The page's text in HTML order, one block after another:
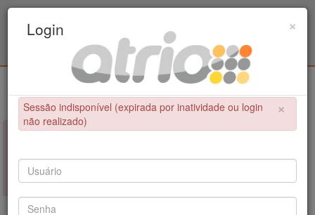
Educação Física / UPE - UFPB
×
NÃO FOI POSSÍVEL CONCLUIR A OPERAÇÃO
Sessão indisponível (expirada por inatividade ou login não
realizado)
×
Login
×
Sessão indisponível (expirada por inatividade ou login
não realizado)